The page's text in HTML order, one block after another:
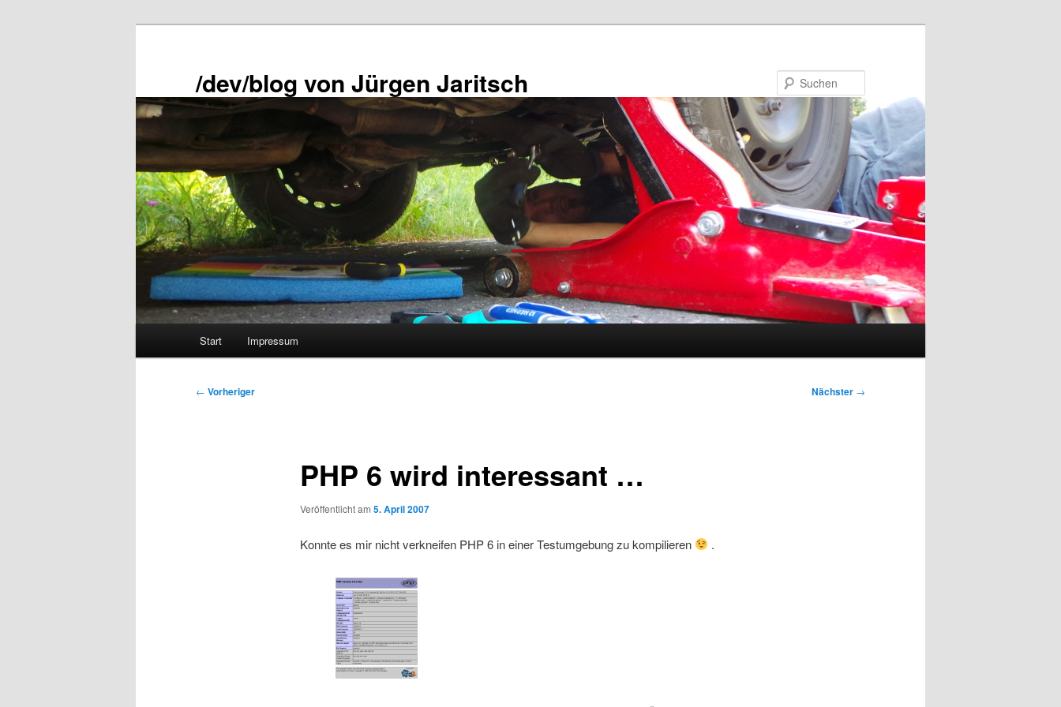
/dev/blog von Jürgen Jaritsch
Start Impressum
Beitragsnavigation
← Vorheriger Nächster →
PHP 6 wird interessant …
Veröffentlicht am 5. April 2007
Konnte es mir nicht verkneifen PHP 6 in einer Testumgebung zu kompilieren .